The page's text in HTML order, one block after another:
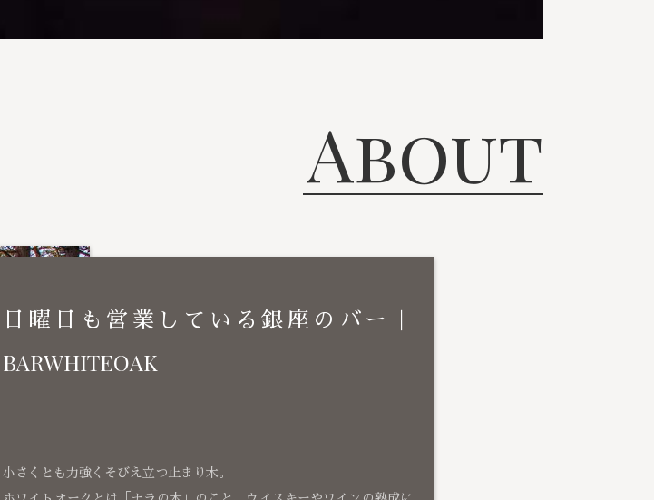
About
日曜日も営業している銀座のバー｜
BARWHITEOAK
小さくとも力強くそびえ立つ止まり木。